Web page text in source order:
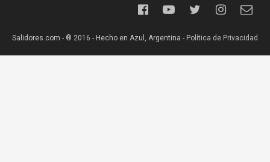
Salidores.com - ® 2016 - Hecho en Azul, Argentina - Política de Privacidad